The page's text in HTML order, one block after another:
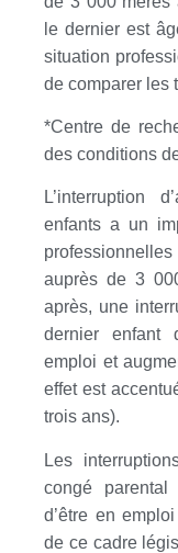
le dernier est
situation
de comparer les
*Centre de
des conditions
L’interruption
enfants a un
auprès de 3
après, une
dernier enfant
emploi et
effet est
trois ans).
Les
congé
d’être en
de ce cadre